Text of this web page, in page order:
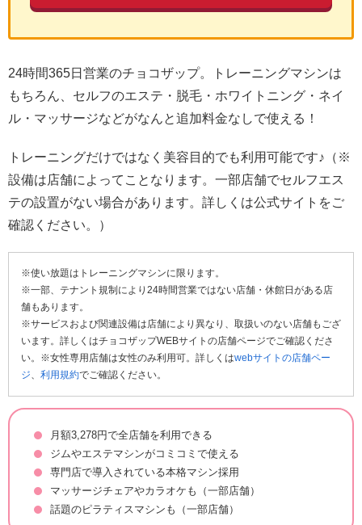
24時間365日営業のチョコザップ。トレーニングマシンは
もちろん、セルフのエステ・脱毛・ホワイトニング・ネイ
ル・マッサージなどがなんと追加料金なしで使える！
トレーニングだけではなく美容目的でも利用可能です♪（※
設備は店舗によってことなります。一部店舗でセルフエス
テの設置がない場合があります。詳しくは公式サイトをご
確認ください。）
※使い放題はトレーニングマシンに限ります。
※一部、テナント規制により24時間営業ではない店舗・休館日がある店
舗もあります。
※サービスおよび関連設備は店舗により異なり、取扱いのない店舗もござ
います。詳しくはチョコザップWEBサイトの店舗ページでご確認くださ
い。※女性専用店舗は女性のみ利用可。詳しくはwebサイトの店舗ペー
ジ
利用規約でご確認ください。
月額3,278円で全店舗を利用できる
ジムやエステマシンがコミコミで使える
専門店で導入されている本格マシン採用
マッサージチェアやカラオケも（一部店舗）
話題のピラティスマシンも（一部店舗）